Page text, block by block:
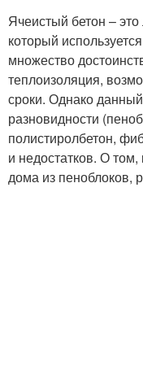
Ячеистый бетон –
который
множество
теплоизоляция,
сроки. Однако
разновидности
полистиролбетон,
и недостатков. О
дома из пеноблоков,